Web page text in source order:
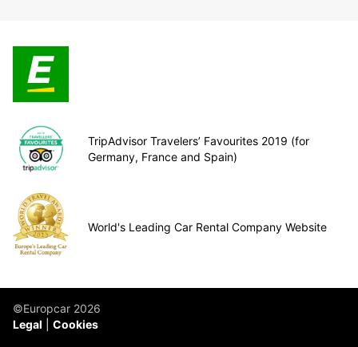
TripAdvisor Travelers’ Favourites 2019 (for
Germany, France and Spain)
World's Leading Car Rental Company Website
©Europcar 2026
Legal
Cookies